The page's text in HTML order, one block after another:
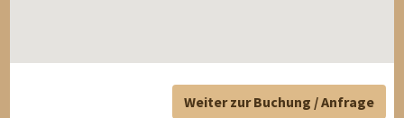
Weiter zur Buchung / Anfrage